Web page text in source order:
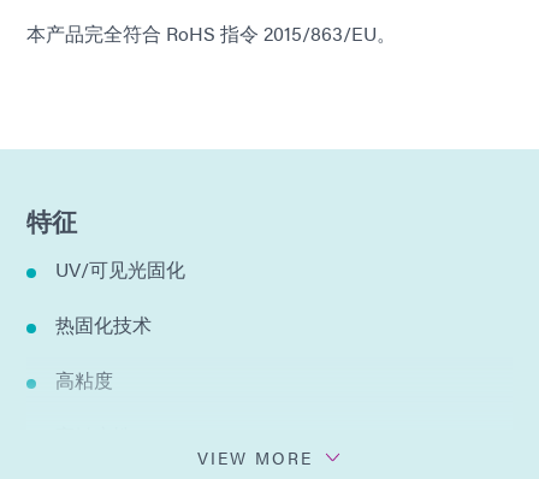
本产品完全符合 RoHS 指令 2015/863/EU。
特征
UV/可见光固化
热固化技术
高粘度
VIEW MORE